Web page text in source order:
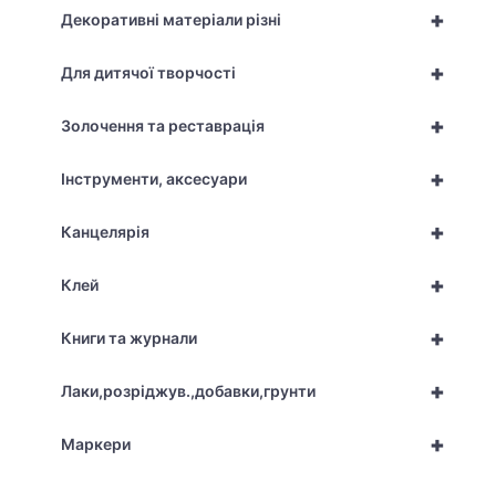
+
Декоративні матеріали різні
+
Для дитячої творчості
+
Золочення та реставрація
+
Інструменти, аксесуари
+
Канцелярія
+
Клей
+
Книги та журнали
+
Лаки,розріджув.,добавки,грунти
+
Маркери